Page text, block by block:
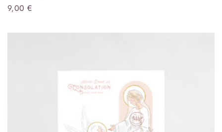
9,00€